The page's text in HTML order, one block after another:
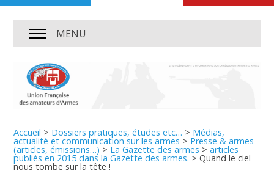
MENU
Accueil > Dossiers pratiques, études etc… > Médias,
actualité et communication sur les armes > Presse & armes
(articles, émissions…) > La Gazette des armes >articles
publiés en 2015 dans la Gazette des armes. >Quand le ciel
nous tombe sur la tête !